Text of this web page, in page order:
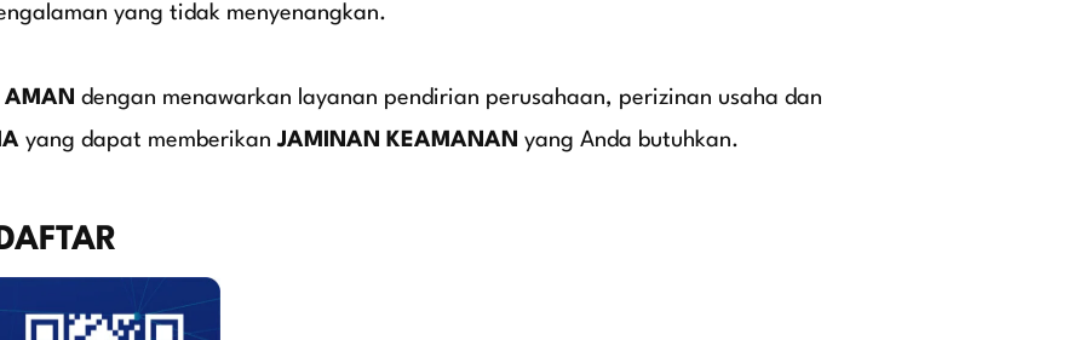
yang tidak menyenangkan.
AMAN dengan menawarkan layanan pendirian perusahaan, perizinan usaha dan
yang dapat memberikanJAMINAN KEAMANAN yang Anda butuhkan.